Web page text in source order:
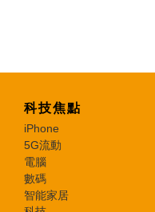
科技焦點
iPhone
5G流動
電腦
數碼
智能家居